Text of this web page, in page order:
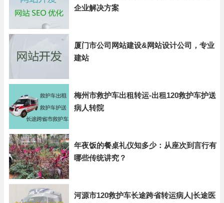
企业解决方案
厦门市公司网站建设&网站设计公司，专业
建站
梅州市救护车出租转运-出租120救护车护送
病人转院
年夜饭的餐桌礼仪知多少：从座次到言行有
哪些传统讲究？
河源市120救护车长途跨省转运病人|长途医